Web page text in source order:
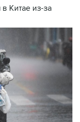
Китае из-за